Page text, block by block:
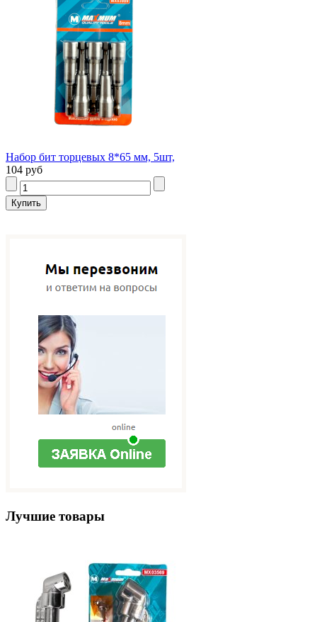
Набор бит торцевых 8*65 мм, 5шт,
104 руб
Лучшие товары